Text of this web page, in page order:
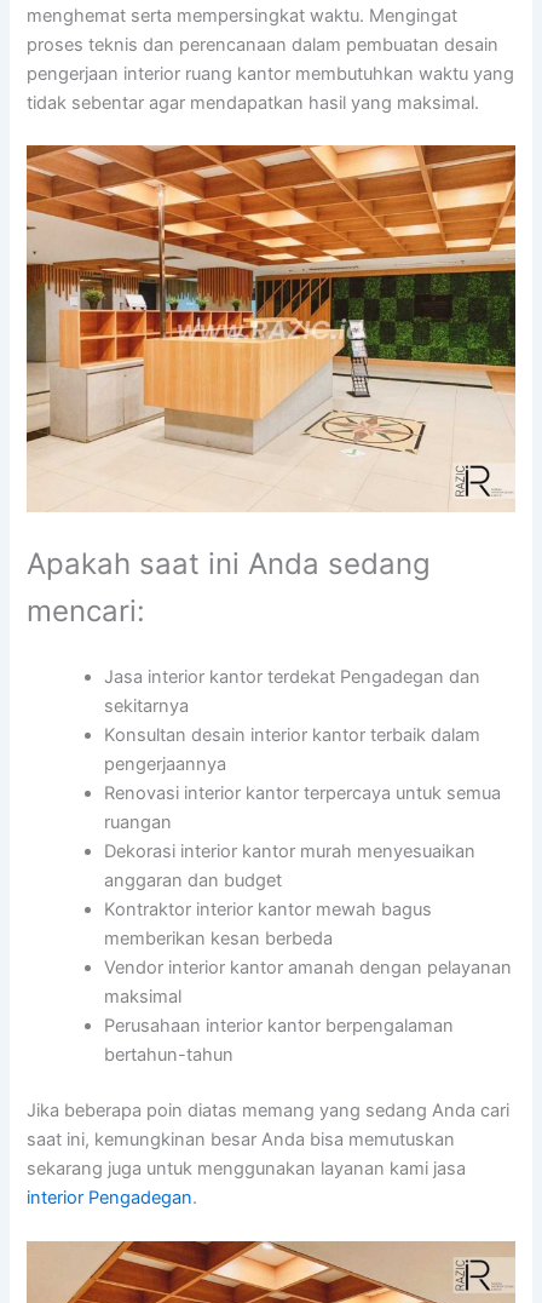
menghemat serta mempersingkat waktu. Mengingat
proses teknis dan perencanaan dalam pembuatan desain
pengerjaan interior ruang kantor membutuhkan waktu yang
tidak sebentar agar mendapatkan hasil yang maksimal.
Apakah saat ini Anda sedang
mencari:
Jasa interior kantor terdekat Pengadegan dan
sekitarnya
Konsultan desain interior kantor terbaik dalam
pengerjaannya
Renovasi interior kantor terpercaya untuk semua
ruangan
Dekorasi interior kantor murah menyesuaikan
anggaran dan budget
Kontraktor interior kantor mewah bagus
memberikan kesan berbeda
Vendor interior kantor amanah dengan pelayanan
maksimal
Perusahaan interior kantor berpengalaman
bertahun-tahun
Jika beberapa poin diatas memang yang sedang Anda cari
saat ini, kemungkinan besar Anda bisa memutuskan
sekarang juga untuk menggunakan layanan kami jasa
interior Pengadegan.